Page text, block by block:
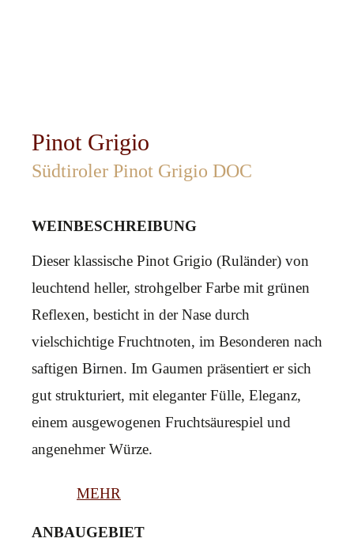
Pinot Grigio
Südtiroler Pinot Grigio DOC
WEINBESCHREIBUNG
Dieser klassische Pinot Grigio (Ruländer) von
leuchtend heller, strohgelber Farbe mit grünen
Reflexen, besticht in der Nase durch
vielschichtige Fruchtnoten, im Besonderen nach
saftigen Birnen. Im Gaumen präsentiert er sich
gut strukturiert, mit eleganter Fülle, Eleganz,
einem ausgewogenen Fruchtsäurespiel und
angenehmer Würze.
MEHR
ANBAUGEBIET